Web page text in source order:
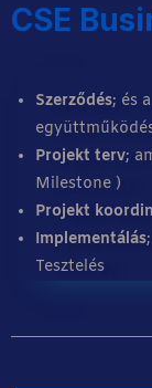
CSE
Szerződés; és
Projekt terv;
Milestone )
Projekt
Implementálás
Tesztelés